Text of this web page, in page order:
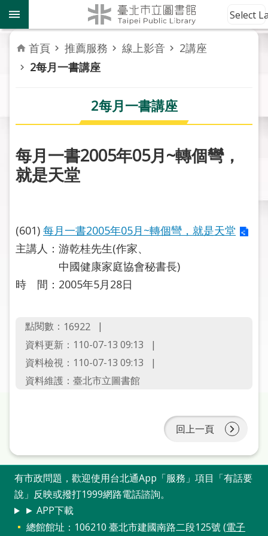
跳到主要內容區塊
到
館
資
訊
務
活
動
報
關
於
申
請
常
入
市
圖
Select
首頁 推薦服務 線上影音
2講座
2每月一書講座
2每月一書講座
每月一書2005年05月~轉個彎，
就是天堂
(601) 每月一書2005年05月~轉個彎，就是天堂
主講人：游乾桂先生(作家、
中國健康家庭協會秘書長)
時 間：2005年5月28日
點閱數： 16922
資料更新：110-07-13 09:13
資料檢視：110-07-13 09:13
資料維護：臺北市立圖書館
回上一頁
有市政問題，歡迎使用台北通App「服務」項目「有話要
說」反映或撥打1999網路電話諮詢。
► APP下載
總館館址：106210 臺北市建國南路二段125號 (電子